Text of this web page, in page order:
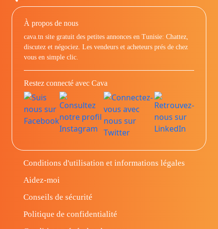
À propos de nous
cava.tn site gratuit des petites annonces en Tunisie: Chattez,
discutez et négociez. Les vendeurs et acheteurs prés de chez
vous en simple clic.
Restez connecté avec Cava
Conditions d'utilisation et informations légales
Aidez-moi
Conseils de sécurité
Politique de confidentialité